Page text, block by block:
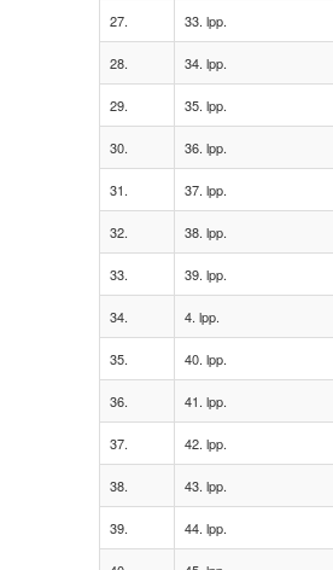
27. 33. lpp.
28. 34. lpp.
29. 35. lpp.
30. 36. lpp.
31. 37. lpp.
32. 38. lpp.
33. 39. lpp.
34. 4. lpp.
35. 40. lpp.
36. 41. lpp.
37. 42. lpp.
38. 43. lpp.
39. 44. lpp.